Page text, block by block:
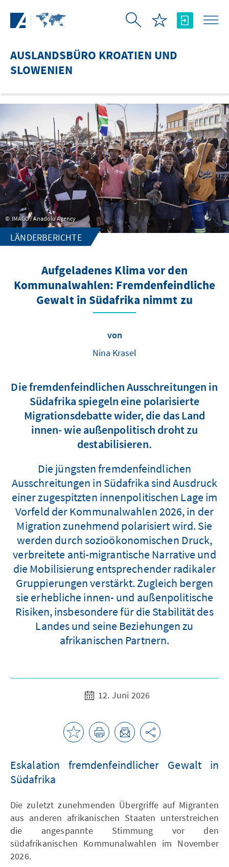
AUSLANDSBÜRO KROATIEN UND
SLOWENIEN
IMAGO / Anadolu Agency
LÄNDERBERICHTE
Aufgeladenes Klima vor den
Kommunalwahlen: Fremdenfeindliche
Gewalt in Südafrika nimmt zu
von
Nina Krasel
Die fremdenfeindlichen Ausschreitungen in
Südafrika spiegeln eine polarisierte
Migrationsdebatte wider, die das Land
innen- wie außenpolitisch droht zu
destabilisieren.
Die jüngsten fremdenfeindlichen
Ausschreitungen in Südafrika sind Ausdruck
einer zugespitzten innenpolitischen Lage im
Vorfeld der Kommunalwahlen 2026, in der
Migration zunehmend polarisiert wird. Sie
werden durch sozioökonomischen Druck,
verbreitete anti-migrantische Narrative und
die Mobilisierung entsprechender radikaler
Gruppierungen verstärkt. Zugleich bergen
sie erhebliche innen- und außenpolitische
Risiken, insbesondere für die Stabilität des
Landes und seine Beziehungen zu
afrikanischen Partnern.
12. Juni 2026
Eskalation fremdenfeindlicher Gewalt in
Südafrika
Die zuletzt zunehmenden Übergriffe auf Migranten
aus anderen afrikanischen Staaten unterstreichen
die angespannte Stimmung vor den
südafrikanischen Kommunalwahlen im November
2026.